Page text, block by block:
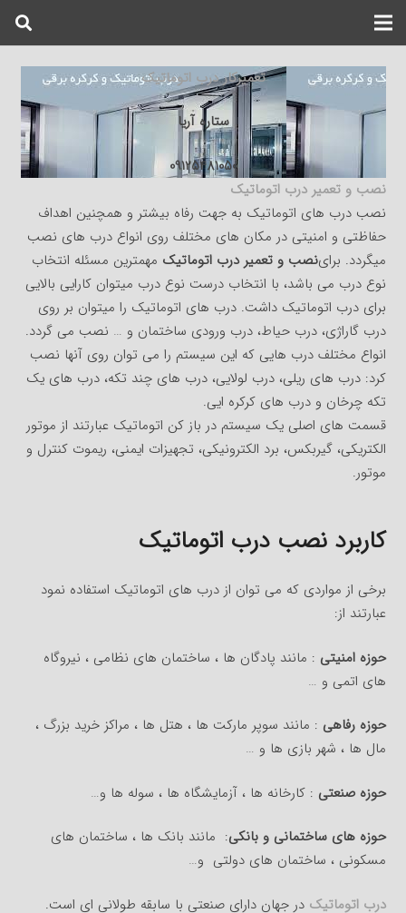
تعمیرکار درب اتوماتیک
ستاره آریا
09125481050
نصب و تعمیر درب اتوماتیک
نصب درب های اتوماتیک به جهت رفاه بیشتر و همچنین اهداف
حفاظتی و امنیتی در مکان های مختلف روی انواع درب های نصب
میگردد. براینصب و تعمیر درب اتوماتیک مهمترین مسئله انتخاب
نوع درب می باشد، با انتخاب درست نوع درب میتوان کارایی بالایی
برای درب اتوماتیک داشت. درب های اتوماتیک را میتوان بر روی
درب گاراژی، درب حیاط، درب ورودی ساختمان و … نصب می گردد.
انواع مختلف درب هایی که این سیستم را می توان روی آنها نصب
کرد: درب های ریلی، درب لولایی، درب های چند تکه، درب های یک
تکه چرخان و درب های کرکره ایی.
قسمت های اصلی یک سیستم در باز کن اتوماتیک عبارتند از موتور
الکتریکی، گیربکس، برد الکترونیکی، تجهیزات ایمنی، ریموت کنترل و
موتور.
کاربرد نصب درب اتوماتیک
برخی از مواردی که می توان از درب های اتوماتیک استفاده نمود
عبارتند از:
حوزه امنیتی : مانند پادگان ها ، ساختمان های نظامی ، نیروگاه
های اتمی و …
حوزه رفاهی : مانند سوپر مارکت ها ، هتل ها ، مراکز خرید بزرگ ،
مال ها ، شهر بازی ها و …
حوزه صنعتی : کارخانه ها ، آزمایشگاه ها ، سوله ها و…
حوزه های ساختمانی و بانکی: مانند بانک ها ، ساختمان های
مسکونی ، ساختمان های دولتی و…
درب اتوماتیک در جهان دارای صنعتی با سابقه طولانی ای است.